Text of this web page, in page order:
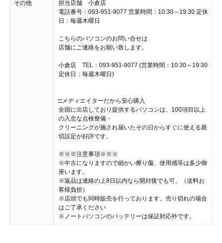
その他
担当店舗 小倉店
電話番号：093-951-9077 営業時間：10:30～19:30 定休
日：毎週木曜日
こちらのパソコンのお問い合せは
店舗にご連絡をお願い致します。
小倉店 TEL：093-951-9077 (営業時間：10:30～19:30
定休日：毎週木曜日)
□メディエイターだから安心購入
全国に出店しており提供するパソコンは、100項目以上
の入念な点検整備・
クリーニングが施され届いたその日からすぐに使える親
切設定が好評です。
※※※注意事項※※※
※中古になりますので細かい擦り傷、使用感等は多少御
座います。
※返品は連絡の上8日以内なら開封後でも可。（送料お
客様負担）
※店頭でも同時販売を行っております。売り切れの場合
はご了承ください
※ノートパソコンのバッテリーは保証対応外です。